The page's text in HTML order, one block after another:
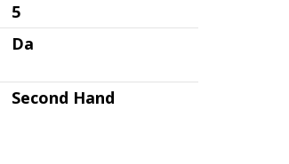
5
Da
Second Hand